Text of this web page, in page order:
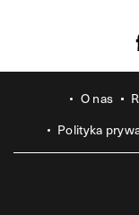
O nas
Polityka